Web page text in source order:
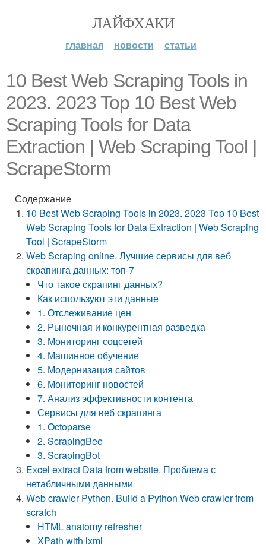
ЛАЙФХАКИ
главная новости статьи
10 Best Web Scraping Tools in
2023. 2023 Top 10 Best Web
Scraping Tools for Data
Extraction | Web Scraping Tool |
ScrapeStorm
Содержание
10 Best Web Scraping Tools in 2023. 2023 Top 10 Best
Web Scraping Tools for Data Extraction | Web Scraping
Tool | ScrapeStorm
Web Scraping online. Лучшие сервисы для веб
скрапинга данных: топ-7
Что такое скрапинг данных?
Как используют эти данные
1. Отслеживание цен
2. Рыночная и конкурентная разведка
3. Мониторинг соцсетей
4. Машинное обучение
5. Модернизация сайтов
6. Мониторинг новостей
7. Анализ эффективности контента
Сервисы для веб скрапинга
1. Octoparse
2. ScrapingBee
3. ScrapingBot
Excel extract Data from website. Проблема с
нетабличными данными
Web crawler Python. Build a Python Web crawler from
scratch
HTML anatomy refresher
XPath with lxml